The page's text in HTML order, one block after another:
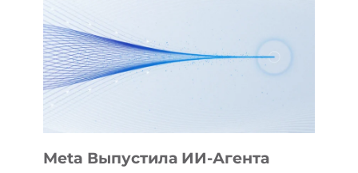
НА
SIGGRAPH
Meta Выпустила ИИ-Агента